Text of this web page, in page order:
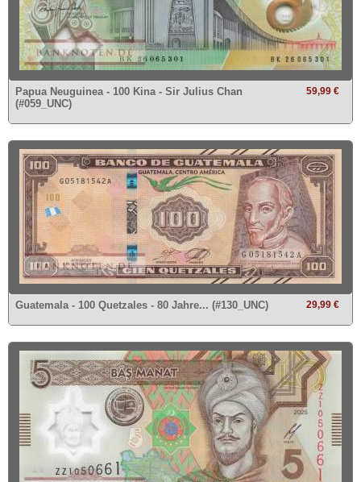
Ankauf
Erhaltungsgrade
Gratisbanknoten
FAQ
Mehr über...
Zahlungsbedingungen
Privatsphäre und Datenschutz
Widerrufsbelehrung
Liefer- und Versandkosten
AGB
Impressum
59,99 €
Papua Neuguinea - 100 Kina - Sir Julius Chan
(#059_UNC)
29,99 €
Guatemala - 100 Quetzales - 80 Jahre... (#130_UNC)